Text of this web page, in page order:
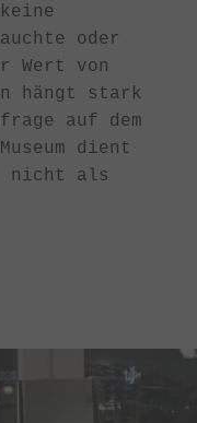
oder
Wert von
hängt stark
auf dem
dient
nicht als